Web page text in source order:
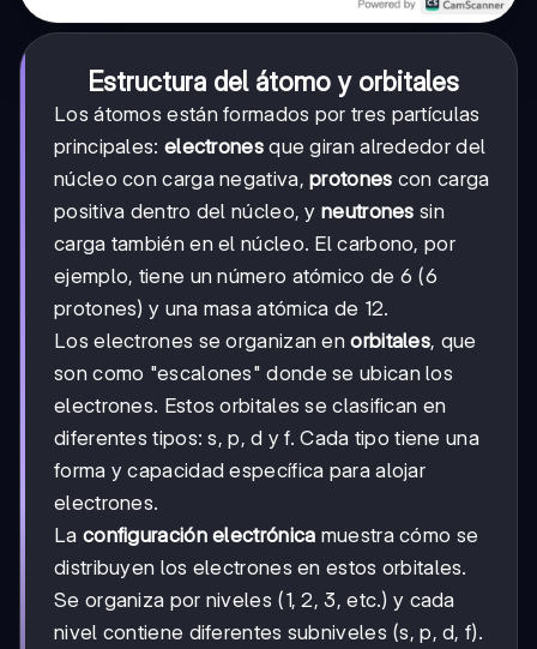
Estructura del átomo y orbitales
Los átomos están formados por tres partículas
principales: electronesque giran alrededor del
núcleo con carga negativa,protones con carga
positiva dentro del núcleo, yneutrones sin
carga también en el núcleo. El carbono, por
ejemplo, tiene un número atómico de 6 (6
protones) y una masa atómica de 12.
Los electrones se organizan enorbitales, que
son como "escalones" donde se ubican los
electrones. Estos orbitales se clasifican en
diferentes tipos: s, p, d y f. Cada tipo tiene una
forma y capacidad específica para alojar
electrones.
La configuración electrónica muestra cómo se
distribuyen los electrones en estos orbitales.
Se organiza por niveles (1, 2, 3, etc.) y cada
nivel contiene diferentes subniveles (s, p, d, f).